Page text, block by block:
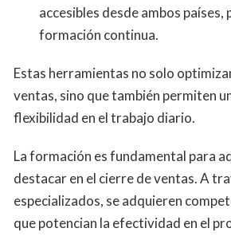
accesibles desde ambos
formación continua.
Estas herramientas no solo
ventas, sino que también permiten
flexibilidad en el trabajo diario.
La formación es fundamental para
destacar en el cierre de ventas. A
especializados, se adquieren
que potencian la efectividad en el